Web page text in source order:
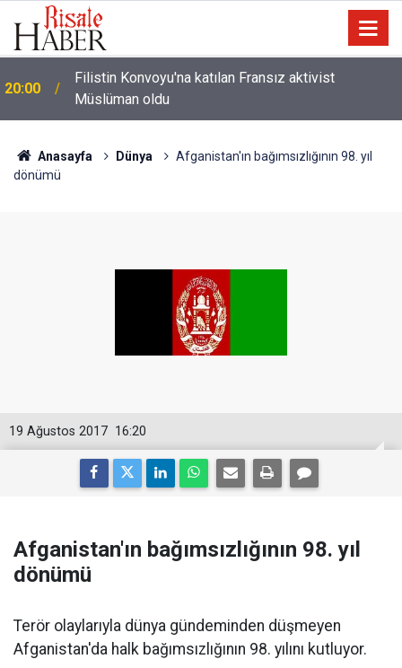
20:00
Filistin Konvoyu'na katılan Fransız aktivist
Müslüman oldu
Anasayfa Dünya
Afganistan'ın bağımsızlığının 98. yıl
dönümü
16:20
19 Ağustos 2017
Afganistan'ın bağımsızlığının 98. yıl
dönümü
Terör olaylarıyla dünya gündeminden düşmeyen
Afganistan'da halk bağımsızlığının 98. yılını kutluyor.